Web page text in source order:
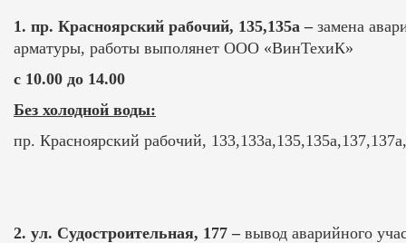
1. пр. Красноярский рабочий, 135,135а – замена
арматуры, работы выполянет ООО «ВинТехиК»
с 10.00 до 14.00
Без холодной воды:
пр. Красноярский рабочий,
2. ул. Судостроительная, 177 – вывод аварийного